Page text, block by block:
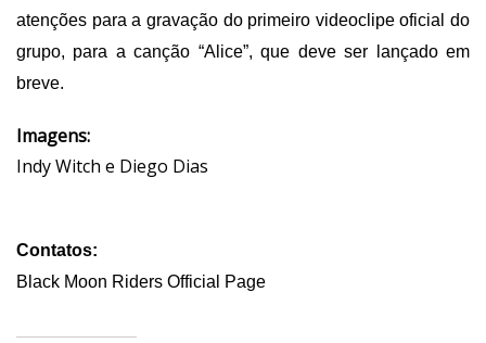
atenções para a gravação do primeiro videoclipe oficial do
grupo, para a canção “Alice”, que deve ser lançado em
breve.
Imagens:
Indy Witch e Diego Dias
Contatos:
Black Moon Riders Official Page